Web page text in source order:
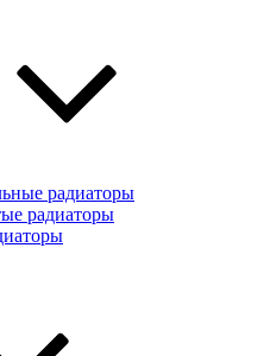
радиаторы
радиаторы